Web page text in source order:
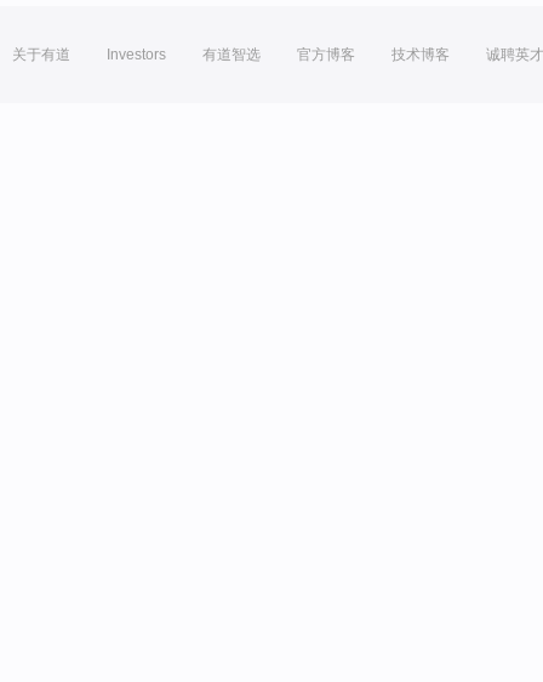
关于有道 Investors 有道智选 官方博客 技术博客 诚聘英才